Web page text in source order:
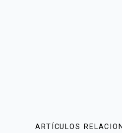
ARTÍCULOS